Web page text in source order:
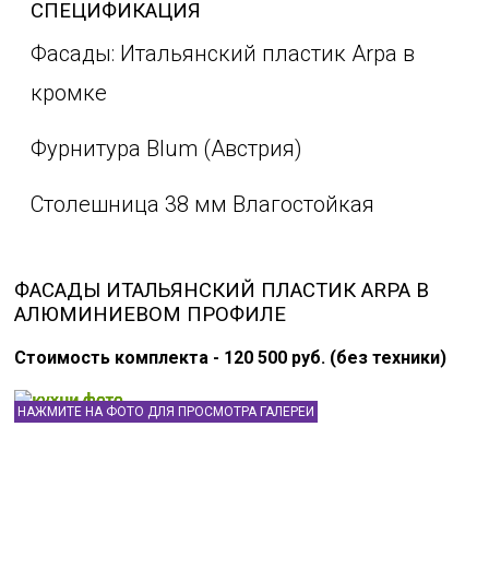
СПЕЦИФИКАЦИЯ
Фасады: Итальянский пластик Arpa в
кромке
Фурнитура Blum (Австрия)
Столешница 38 мм Влагостойкая
ФАСАДЫ ИТАЛЬЯНСКИЙ ПЛАСТИК ARPA В
АЛЮМИНИЕВОМ ПРОФИЛЕ
Стоимость комплекта - 120 500 руб. (без техники)
НАЖМИТЕ НА ФОТО ДЛЯ ПРОСМОТРА ГАЛЕРЕИ